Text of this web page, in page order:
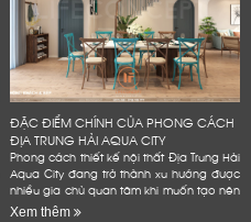
ĐẶC ĐIỂM CHÍNH CỦA PHONG CÁCH
ĐỊA TRUNG HẢI AQUA CITY
Phong cách thiết kế nội thất Địa Trung Hải
Aqua City đang trở thành xu hướng được
nhiều gia chủ quan tâm khi muốn tạo nên
không gian sống đẳng cấp
Xem thêm